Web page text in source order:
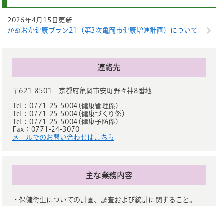
2026年4月15日更新
かめおか健康プラン21（第3次亀岡市健康増進計画）について
連絡先
〒621-8501 京都府亀岡市安町野々神8番地
Tel：0771-25-5004 健康管理係
Tel：0771-25-5004 健康づくり係
Tel：0771-25-5004 健康予防係
Fax：0771-24-3070
メールでのお問い合わせはこちら
主な業務内容
・保健衛生についての計画、調査および統計に関すること。